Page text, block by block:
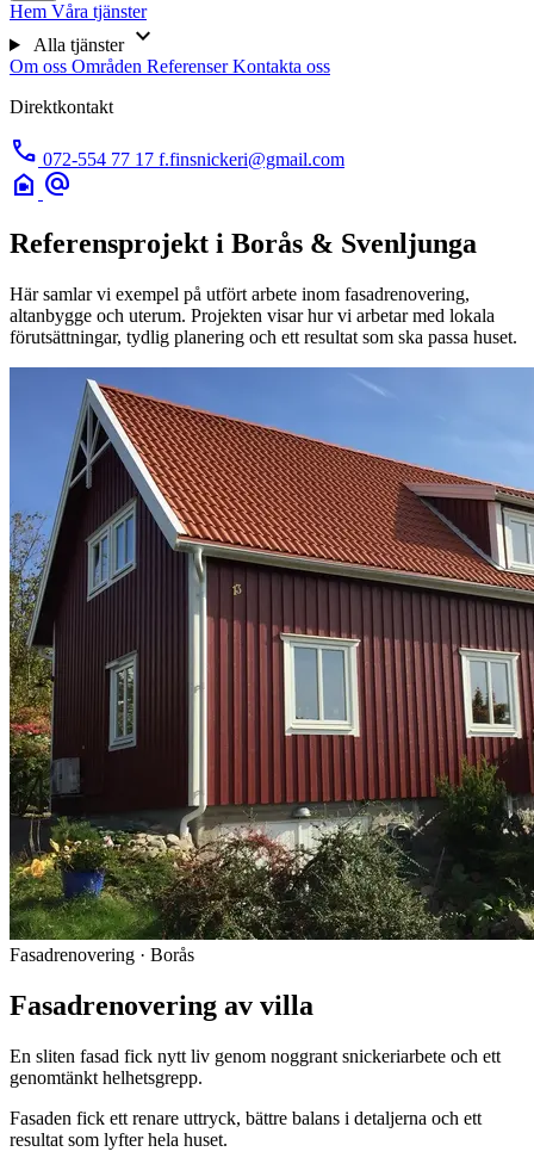
Hem Våra tjänster
Alla tjänster expand_more
Om oss Områden ReferenserKontakta oss
Direktkontakt
call 072-554 77 17 f.finsnickeri@gmail.com
camera_indoor alternate_email
Referensprojekt i Borås & Svenljunga
Här samlar vi exempel på utfört arbete inom fasadrenovering,
altanbygge och uterum. Projekten visar hur vi arbetar med lokala
förutsättningar, tydlig planering och ett resultat som ska passa huset.
Fasadrenovering · Borås
Fasadrenovering av villa
En sliten fasad fick nytt liv genom noggrant snickeriarbete och ett
genomtänkt helhetsgrepp.
Fasaden fick ett renare uttryck, bättre balans i detaljerna och ett
resultat som lyfter hela huset.